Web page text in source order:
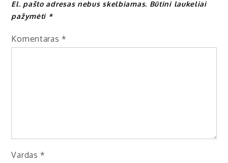
El. pašto adresas nebus skelbiamas. Būtini laukeliai
pažymėti *
Komentaras *
Vardas *